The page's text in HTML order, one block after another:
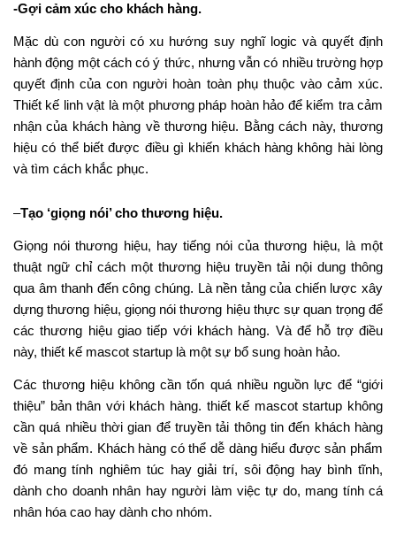
-Gợi cảm xúc cho khách hàng.
Mặc dù con người có xu hướng suy nghĩ logic và quyết định
hành động một cách có ý thức, nhưng vẫn có nhiều trường hợp
quyết định của con người hoàn toàn phụ thuộc vào cảm xúc.
Thiết kế linh vật là một phương pháp hoàn hảo để kiểm tra cảm
nhận của khách hàng về thương hiệu. Bằng cách này, thương
hiệu có thể biết được điều gì khiến khách hàng không hài lòng
và tìm cách khắc phục.
–Tạo ‘giọng nói’ cho thương hiệu.
Giọng nói thương hiệu, hay tiếng nói của thương hiệu, là một
thuật ngữ chỉ cách một thương hiệu truyền tải nội dung thông
qua âm thanh đến công chúng. Là nền tảng của chiến lược xây
dựng thương hiệu, giọng nói thương hiệu thực sự quan trọng để
các thương hiệu giao tiếp với khách hàng. Và để hỗ trợ điều
này, thiết kế mascot startup là một sự bổ sung hoàn hảo.
Các thương hiệu không cần tốn quá nhiều nguồn lực để “giới
thiệu” bản thân với khách hàng. thiết kế mascot startup không
cần quá nhiều thời gian để truyền tải thông tin đến khách hàng
về sản phẩm. Khách hàng có thể dễ dàng hiểu được sản phẩm
đó mang tính nghiêm túc hay giải trí, sôi động hay bình tĩnh,
dành cho doanh nhân hay người làm việc tự do, mang tính cá
nhân hóa cao hay dành cho nhóm.